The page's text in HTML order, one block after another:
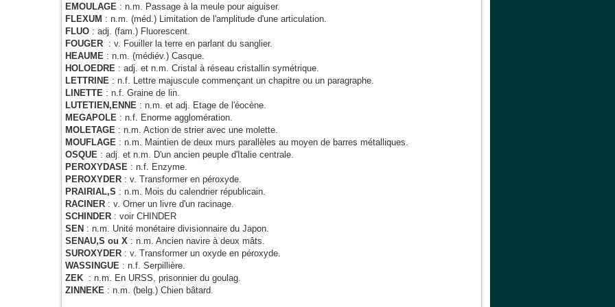
EMOULAGE : n.m. Passage à la meule pour aiguiser.
FLEXUM : n.m. (méd.) Limitation de l'amplitude d'une articulation.
FLUO : adj. (fam.) Fluorescent.
FOUGER : v. Fouiller la terre en parlant du sanglier.
HEAUME : n.m. (médiév.) Casque.
HOLOEDRE : adj. et n.m. Cristal à réseau cristallin symétrique.
LETTRINE : n.f. Lettre majuscule commençant un chapitre ou un paragraphe.
LINETTE : n.f. Graine de lin.
LUTETIEN,ENNE : n.m. et adj. Etage de l'éocène.
MEGAPOLE : n.f. Enorme agglomération.
MOLETAGE : n.m. Action de strier avec une molette.
MOUFLAGE : n.m. Maintien de deux murs parallèles au moyen de barres métalliques.
OSQUE : adj. et n.m. D'un ancien peuple d'Italie centrale.
PEROXYDASE : n.f. Enzyme.
PEROXYDER : v. Transformer en péroxyde.
PRAIRIAL,S : n.m. Mois du calendrier républicain.
RACINER : v. Orner un livre d'un racinage.
SCHINDER : voir CHINDER
SEN : n.m. Unité monétaire divisionnaire du Japon.
SENAU,S ou X : n.m. Ancien navire à deux mâts.
SUROXYDER : v. Transformer un oxyde en péroxyde.
WASSINGUE : n.f. Serpillière.
ZEK : n.m. En URSS, prisonnier du goulag.
ZINNEKE : n.m. (belg.) Chien bâtard.